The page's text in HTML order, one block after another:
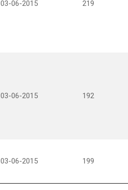
03-06-2015 219
03-06-2015 192
03-06-2015 199